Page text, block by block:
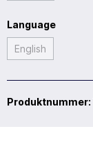
Language
English
Produktnummer: